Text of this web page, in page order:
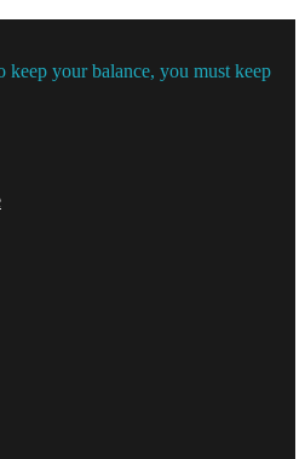
your balance, you must keep